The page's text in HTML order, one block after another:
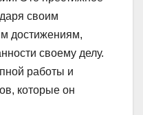
своим
достижениям,
своему делу.
работы и
которые он